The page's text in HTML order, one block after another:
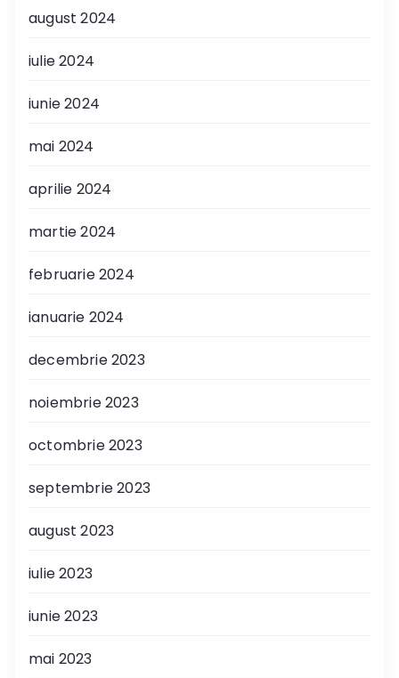
august 2024
iulie 2024
iunie 2024
mai 2024
aprilie 2024
martie 2024
februarie 2024
ianuarie 2024
decembrie 2023
noiembrie 2023
octombrie 2023
septembrie 2023
august 2023
iulie 2023
iunie 2023
mai 2023